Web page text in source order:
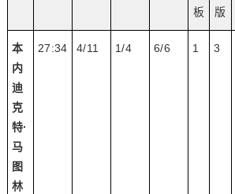
板
版
本
内
迪
克
特·
马
图
林
27:34 4/11 1/4 6/6 1 3